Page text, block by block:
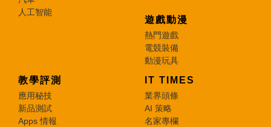
人工智能
遊戲動漫
熱門遊戲
電競裝備
動漫玩具
教學評測
應用秘技
新品測試
Apps 情報
IT TIMES
業界頭條
AI 策略
名家專欄